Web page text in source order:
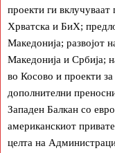
проекти ги вклучуваат
Хрватска и БиХ;
Македонија; развојот
Македонија и Србија;
во Косово и проекти за
дополнителни
Западен Балкан со
американскиот
целта на